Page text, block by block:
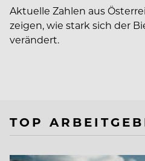
Aktuelle Zahlen aus
zeigen, wie stark sich der
verändert.
TOP